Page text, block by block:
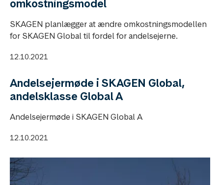
omkostningsmodel
SKAGEN planlægger at ændre omkostningsmodellen
for SKAGEN Global til fordel for andelsejerne.
12.10.2021
Andelsejermøde i SKAGEN Global,
andelsklasse Global A
Andelsejermøde i SKAGEN Global A
12.10.2021